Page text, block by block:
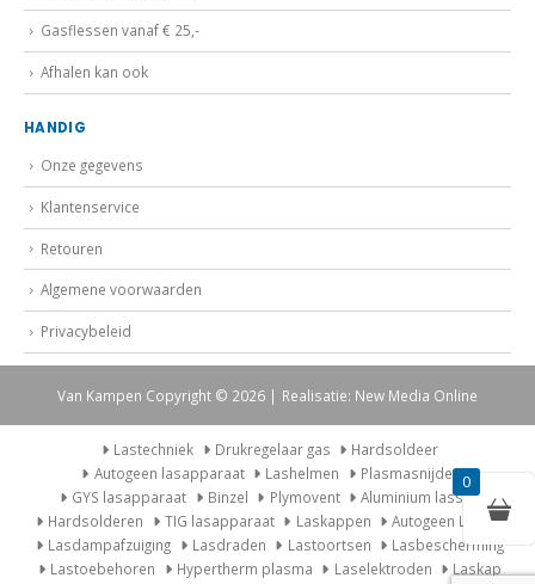
Gasflessen vanaf € 25,-
Afhalen kan ook
HANDIG
Onze gegevens
Klantenservice
Retouren
Algemene voorwaarden
Privacybeleid
Van Kampen Copyright © 2026 | Realisatie: New Media Online
Lastechniek Drukregelaar gas
Hardsoldeer
Autogeen lasapparaat
Lashelmen
Plasmasnijder
GYS lasapparaat
Binzel Plymovent
Aluminium lassen
Hardsolderen
TIG lasapparaat Laskappen
Autogeen Lasset
Lasdampafzuiging
Lasdraden Lastoortsen
Lasbescherming
Lastoebehoren
Hypertherm plasma Laselektroden
Laskap
0